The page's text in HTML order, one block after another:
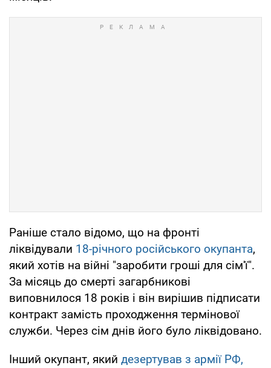
Раніше стало відомо, що на фронті
ліквідували 18-річного російського окупанта,
який хотів на війні "заробити гроші для сім'ї".
За місяць до смерті загарбникові
виповнилося 18 років і він вирішив підписати
контракт замість проходження термінової
служби. Через сім днів його було ліквідовано.
Інший окупант, який дезертував з армії РФ,